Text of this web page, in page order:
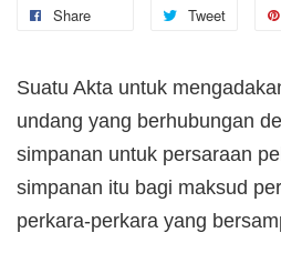
Share Tweet
Suatu Akta untuk
undang yang berhubungan
simpanan untuk persaraan
simpanan itu bagi maksud
perkara-perkara yang